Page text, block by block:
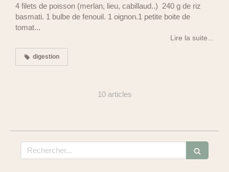
4 filets de poisson (merlan, lieu, cabillaud..) 240 g de riz
basmati. 1 bulbe de fenouil. 1 oignon.1 petite boite de
tomat...
Lire la suite...
digestion
10 articles
Rechercher